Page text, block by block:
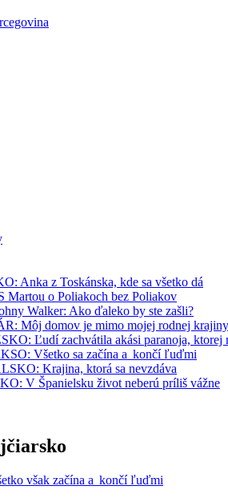
Anka z Toskánska, kde sa všetko dá
Martou o Poliakoch bez Poliakov
Walker: Ako ďaleko by ste zašli?
Môj domov je mimo mojej rodnej krajiny
Ľudí zachvátila akási paranoja, ktorej
Všetko sa začína a končí ľuďmi
Krajina, ktorá sa nevzdáva
V Španielsku život neberú príliš vážne
však začína a končí ľuďmi